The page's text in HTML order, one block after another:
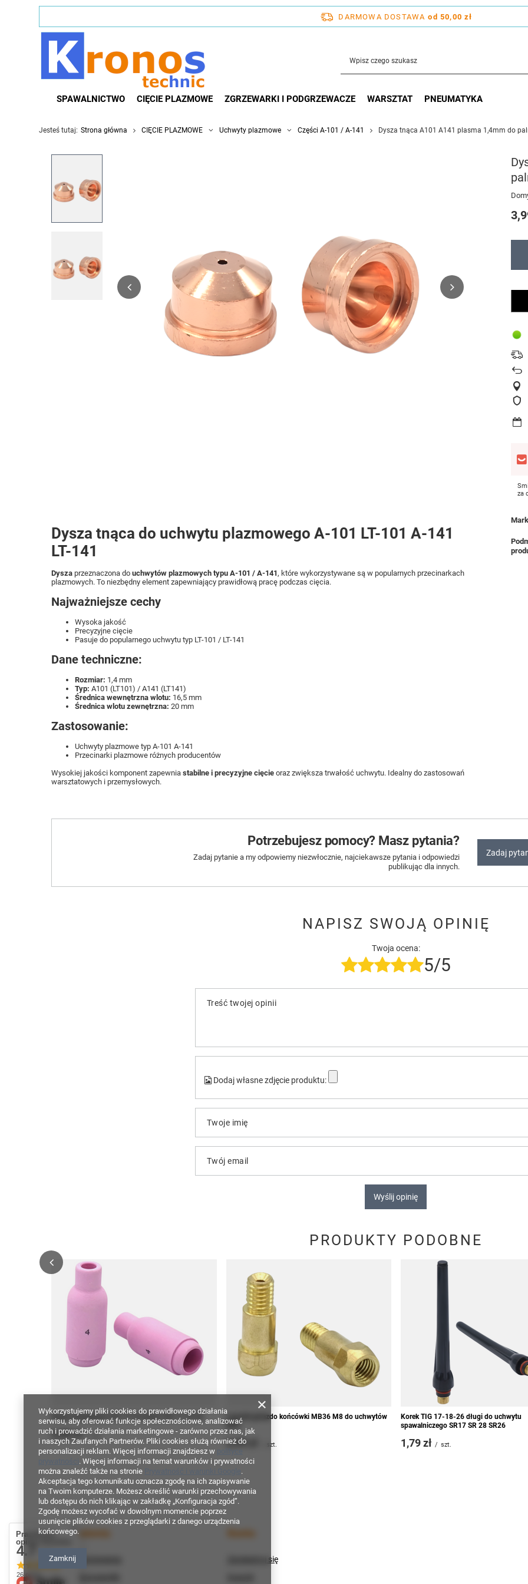
DARMOWA DOSTAWA od 50,00 zł
SPAWALNICTWO CIĘCIE PLAZMOWE ZGRZEWARKI I PODGRZEWACZE WARSZTAT PNEUMATYKA
Jesteś tutaj: Strona główna CIĘCIE PLAZMOWE Uchwyty plazmowe Części A-101 / A-141 Dysza tnąca A101 A141 plasma 1,4mm do
za
Dysza tnąca do uchwytu plazmowego A-101 LT-101 A-141
LT-141
Dysza przeznaczona do uchwytów plazmowych typu A-101 / A-141 , które wykorzystywane są w popularnych przecinarkach
plazmowych. To niezbędny element zapewniający prawidłową pracę podczas cięcia.
Najważniejsze cechy
Wysoka jakość
Precyzyjne cięcie
Pasuje do popularnego uchwytu typ LT-101 / LT-141
Dane techniczne:
Rozmiar: 1,4 mm
Typ: A101 (LT101) / A141 (LT141)
Średnica wewnętrzna wlotu: 16,5 mm
Średnica wlotu zewnętrzna: 20 mm
Zastosowanie:
Uchwyty plazmowe typ A-101 A-141
Przecinarki plazmowe różnych producentów
Wysokiej jakości komponent zapewnia stabilne i precyzyjne cięcie oraz zwiększa trwałość uchwytu. Idealny do zastosowań
warsztatowych i przemysłowych.
Potrzebujesz pomocy? Masz pytania?
Zadaj pytanie a my odpowiemy niezwłocznie, najciekawsze pytania i odpowiedzi
publikując dla innych.
Zadaj
NAPISZ SWOJĄ OPINIĘ
Twoja ocena:
5/5
Treść twojej opinii
Dodaj własne zdjęcie produktu:
Twoje imię
Twój email
Wyślij opinię
PRODUKTY PODOBNE
Dysza ceramiczna TIG "4" fi 6,5mm TIG 17 18 26
2,00 zł / szt.
Łącznik gniazdo końcówki MB36 M8 do uchwytów
MIG
2,99 zł szt.
Korek TIG 17-18-26 długi do uchwytu
spawalniczego SR17 SR 28 SR26
1,79 zł / szt.
Zamówienia
Status zamówienia
Śledzenie przesyłki
Zarejestruj się
Prawdziwe
opinie klientów
4.7
26 opinii
Wykorzystujemy pliki cookies do prawidłowego działania
serwisu, aby oferować funkcje społecznościowe, analizować
ruch i prowadzić działania marketingowe - zarówno przez nas, jak
i naszych Zaufanych Partnerów. Pliki cookies służą również do
personalizacji reklam. Więcej informacji znajdziesz w
. Więcej informacji na temat warunków i prywatności
można znaleźć także na stronie
.
Akceptacja tego komunikatu oznacza zgodę na ich zapisywanie
na Twoim komputerze. Możesz określić warunki przechowywania
lub dostępu do nich klikając w zakładkę „Konfiguracja zgód”.
Zgodę możesz wycofać w dowolnym momencie poprzez
usunięcie plików cookies z przeglądarki z danego urządzenia
końcowego.
Zamknij